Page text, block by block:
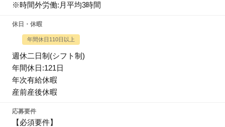
※時間外労働:月平均3時間
休日・休暇
年間休日110日以上
週休二日制(シフト制)
年間休日:121日
年次有給休暇
産前産後休暇
応募要件
【必須要件】